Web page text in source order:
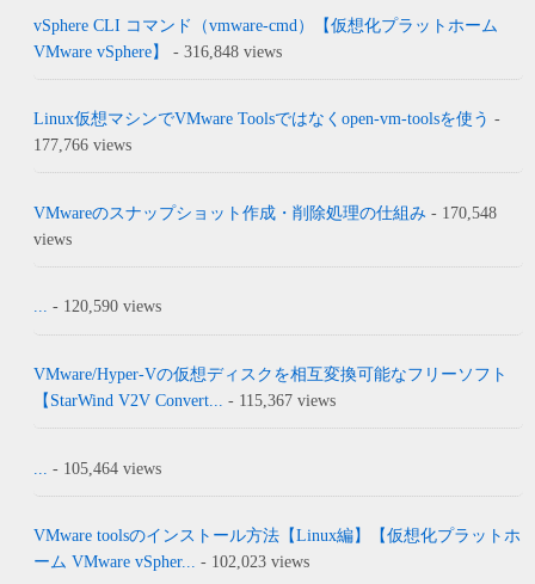
vSphere CLI コマンド（vmware-cmd）【仮想化プラットホーム
VMware vSphere】
- 316,848 views
Linux仮想マシンでVMware Toolsではなくopen-vm-toolsを使う -
177,766 views
VMwareのスナップショット作成・削除処理の仕組み - 170,548
views
... - 120,590 views
VMware/Hyper-Vの仮想ディスクを相互変換可能なフリーソフト
【StarWind V2V Convert...
- 115,367 views
- 105,464 views
VMware toolsのインストール方法【Linux編】【仮想化プラットホ
ーム VMware vSpher... - 102,023 views